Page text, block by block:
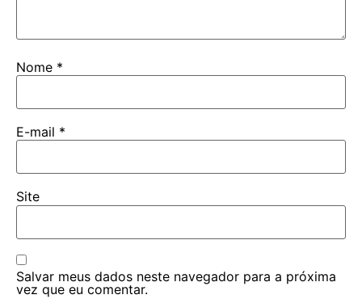
Nome *
E-mail *
Site
Salvar meus dados neste navegador para a próxima
vez que eu comentar.